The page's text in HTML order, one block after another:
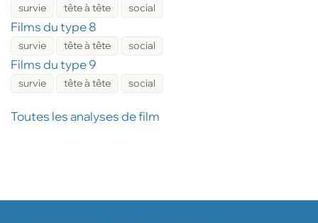
survie tête à tête social
Films du type 8
survie tête à tête social
Films du type 9
survie tête à tête social
Toutes les analyses de film